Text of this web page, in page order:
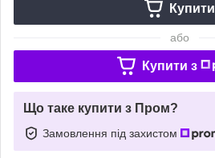
Купити
або
Купити з
Що таке купити з Пром?
Замовлення під захистом